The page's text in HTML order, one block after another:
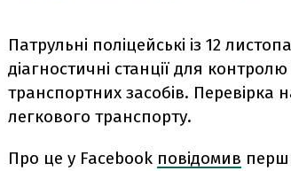
Патрульні поліцейські із 12
діагностичні станції для
транспортних засобів. Перевірка
легкового транспорту.
Про це у Facebook повідомив